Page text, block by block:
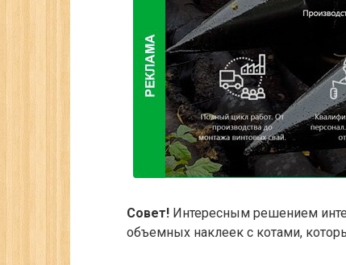
Совет! Интересным решением
объемных наклеек с котами,